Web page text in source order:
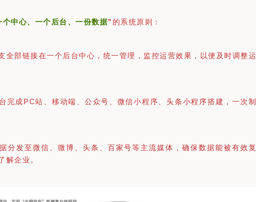
个中心、一个后台、一份数据” 的系统原则：
全部链接在一个后台中心，统一管理，监控运营效果，以便及时调整运
完成PC站、移动端、公众号、微信小程序、头条小程序搭建，一次制
分发至微信、微博、头条、百家号等主流媒体，确保数据能被有效复
解企业。